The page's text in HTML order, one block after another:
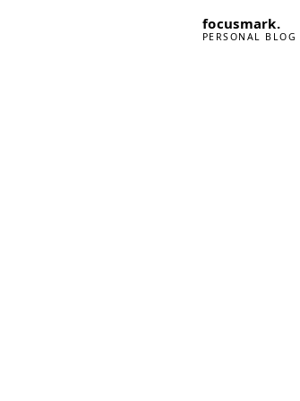
focusmark.
PERSONAL BLOG